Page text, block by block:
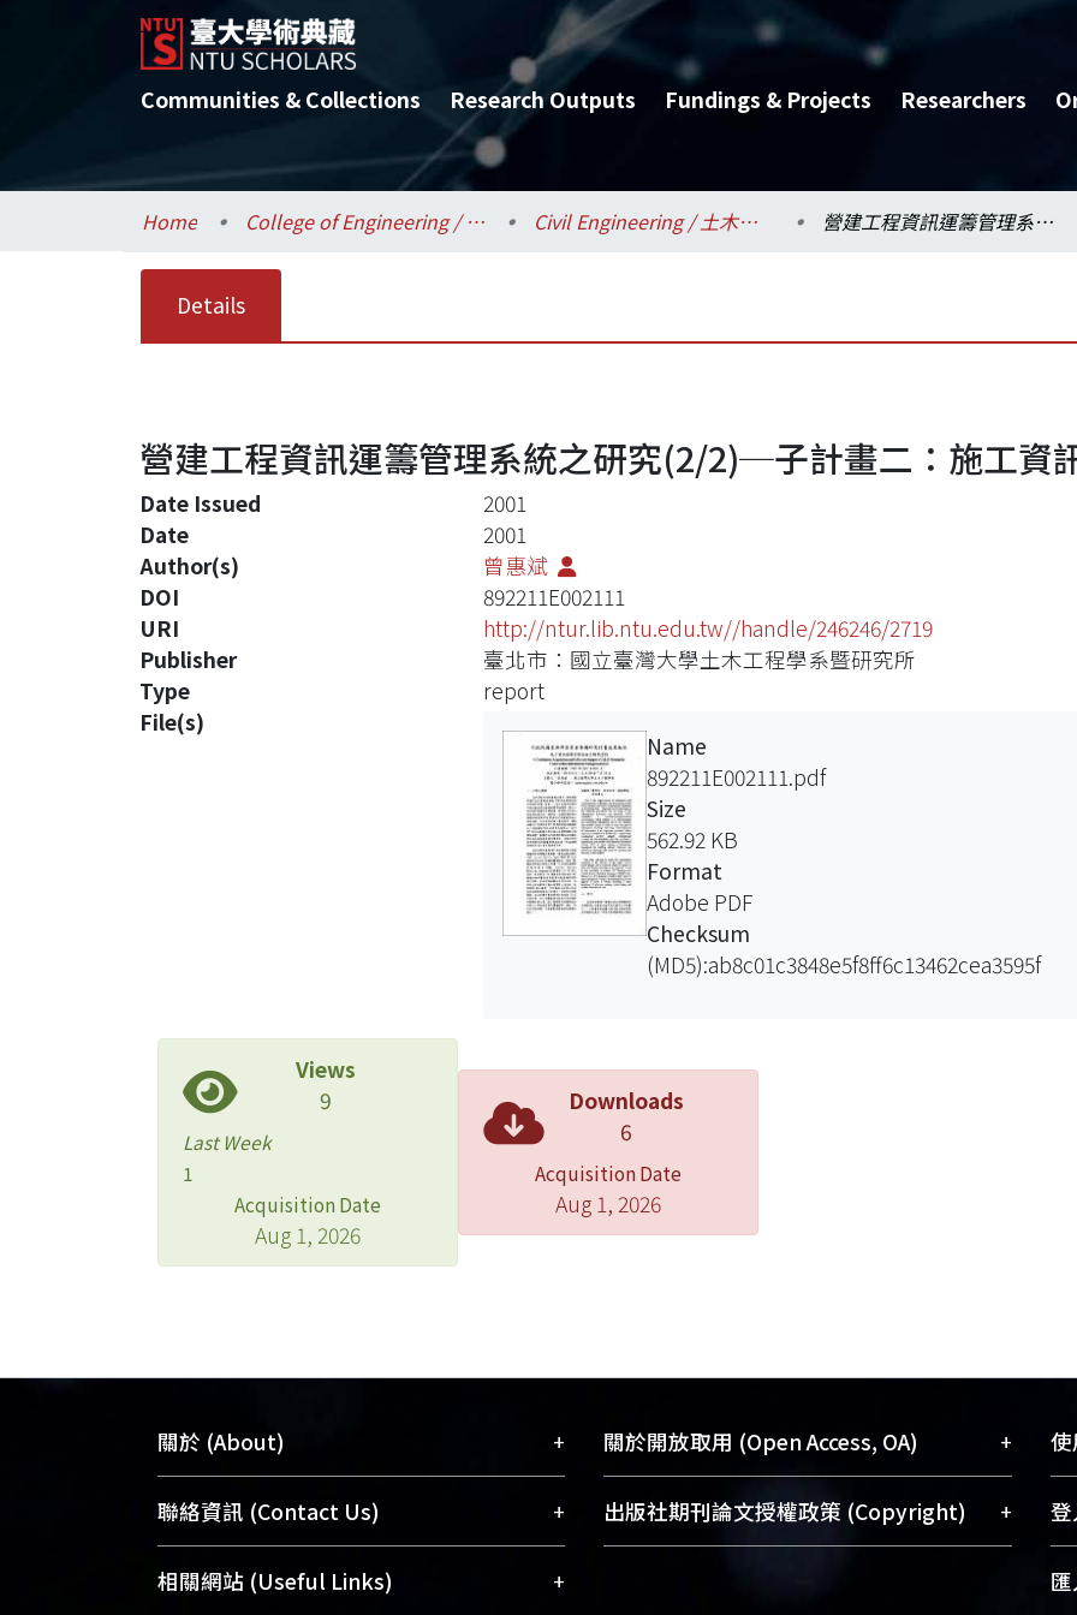
Communities & Collections Research Outputs Fundings & Projects Researchers
Home College of Engineering / 工學院 Civil Engineering / 土木工程學系 營建工程資訊運籌管理系統之研究(2/2)─子計畫二：施工資訊運籌管理系統之研究
Details
營建工程資訊運籌管理系統之研究(2/2)─子計畫二：施工資
Date Issued
2001
Date
2001
Author(s)
曾惠斌
DOI
892211E002111
URI
http://ntur.lib.ntu.edu.tw//handle/246246/2719
Publisher
臺北市：國立臺灣大學土木工程學系暨研究所
Type
report
File(s)
Name
892211E002111.pdf
Size
562.92 KB
Format
Adobe PDF
Checksum
(MD5):ab8c01c3848e5f8ff6c13462cea3595f
Views
9
Last Week
1
Acquisition Date
Aug 1, 2026
Downloads
6
Acquisition Date
Aug 1, 2026
關於 (About) +
臺大位居世界頂尖大學之列，為永久珍藏
及向國際展現本校豐碩的研究成果及學術
能量，圖書館整合機構典藏（NTUR）與學
術庫（AH）不同功能平台，成為臺大學術
聯絡資訊 (Contact Us) +
總館學科館員(Main Library)
相關網站 (Useful Links) +
關於開放取用 (Open Access, OA) +
開放取用是從使用者角度提升資訊取用性
的社會運動，應用在學術研究上是透過將
出版社期刊論文授權政策 (Copyright) +